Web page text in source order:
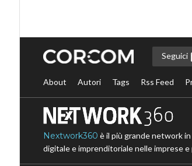
Seguici
About Autori Tags Rss Feed
Nextwork360 è il più grande network
digitale e imprenditoriale nelle imprese